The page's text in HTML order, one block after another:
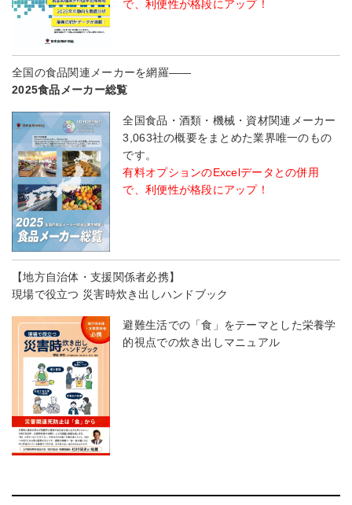
で、利便性が格段にアップ！
全国の食品関連メーカーを網羅――
2025食品メーカー総覧
全国食品・酒類・機械・資材関連メーカー
3,063社の概要をまとめた業界唯一のもの
です。
有料オプションのExcelデータとの併用
で、利便性が格段にアップ！
【地方自治体・支援関係者必携】
現場で役立つ 災害時炊き出しハンドブック
避難生活での「食」をテーマとした栄養学
的視点での炊き出しマニュアル